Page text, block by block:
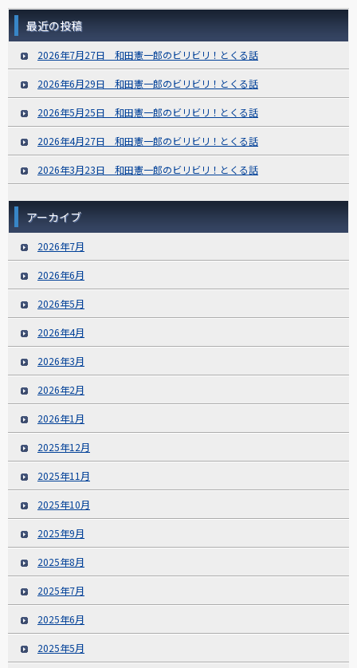
最近の投稿
2026年7月27日 和田憲一郎のビリビリ！とくる話
2026年6月29日 和田憲一郎のビリビリ！とくる話
2026年5月25日 和田憲一郎のビリビリ！とくる話
2026年4月27日 和田憲一郎のビリビリ！とくる話
2026年3月23日 和田憲一郎のビリビリ！とくる話
アーカイブ
2026年7月
2026年6月
2026年5月
2026年4月
2026年3月
2026年2月
2026年1月
2025年12月
2025年11月
2025年10月
2025年9月
2025年8月
2025年7月
2025年6月
2025年5月